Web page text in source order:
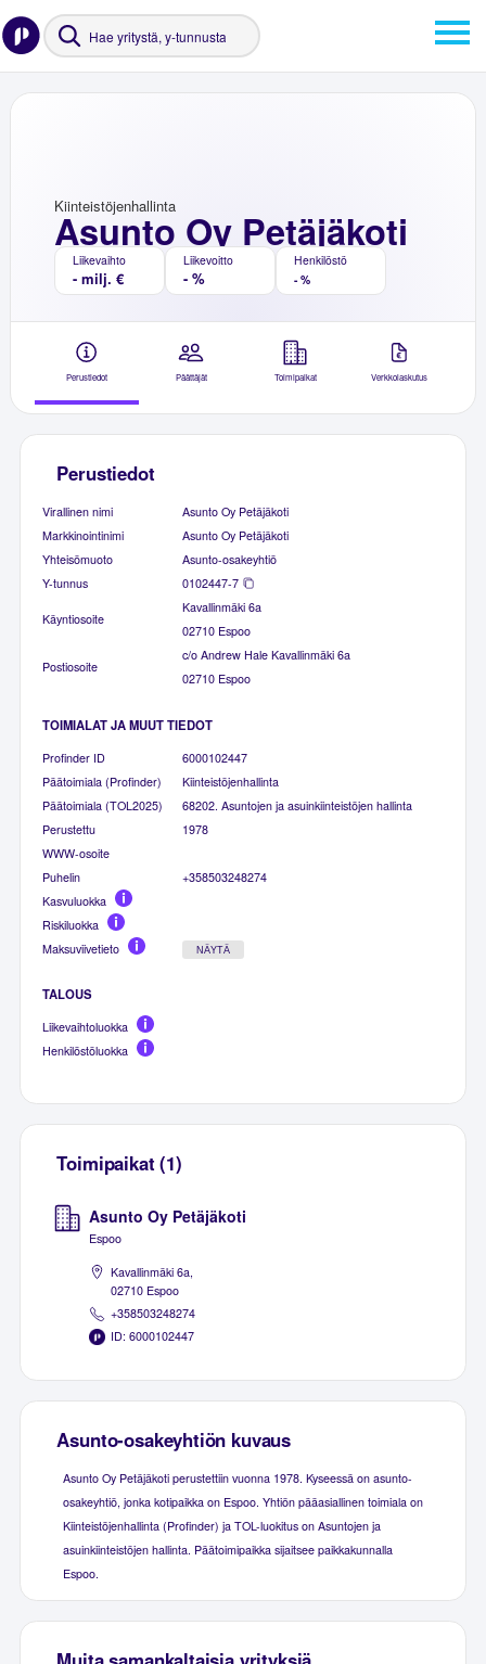
Asunto Oy Petäjäkoti
Kiinteistöjenhallinta
Liikevaihto
- milj. €
Liikevoitto
- %
Henkilöstö
- %
Perustiedot Päättäjät Toimipaikat Verkkolaskutus
Perustiedot
Virallinen nimi
Asunto Oy Petäjäkoti
Markkinointinimi
Asunto Oy Petäjäkoti
Yhteisömuoto
Asunto-osakeyhtiö
Y-tunnus
0102447-7
Käyntiosoite
Kavallinmäki 6a
02710 Espoo
Postiosoite
c/o Andrew Hale Kavallinmäki 6a
02710 Espoo
TOIMIALAT JA MUUT TIEDOT
Profinder ID
6000102447
Päätoimiala (Profinder)
Kiinteistöjenhallinta
Päätoimiala (TOL2025)
68202. Asuntojen ja asuinkiinteistöjen hallinta
Perustettu
1978
WWW-osoite
Puhelin
+358503248274
Kasvuluokka
Riskiluokka
Maksuviivetieto
NÄYTÄ
TALOUS
Liikevaihtoluokka
Henkilöstöluokka
Toimipaikat (1)
Asunto Oy Petäjäkoti
Espoo
Kavallinmäki 6a,
02710 Espoo
+358503248274
ID: 6000102447
Asunto-osakeyhtiön kuvaus
Asunto Oy Petäjäkoti perustettiin vuonna 1978. Kyseessä on asunto-
osakeyhtiö, jonka kotipaikka on Espoo. Yhtiön pääasiallinen toimiala on
Kiinteistöjenhallinta (Profinder) ja TOL-luokitus on Asuntojen ja
asuinkiinteistöjen hallinta. Päätoimipaikka sijaitsee paikkakunnalla
Espoo.